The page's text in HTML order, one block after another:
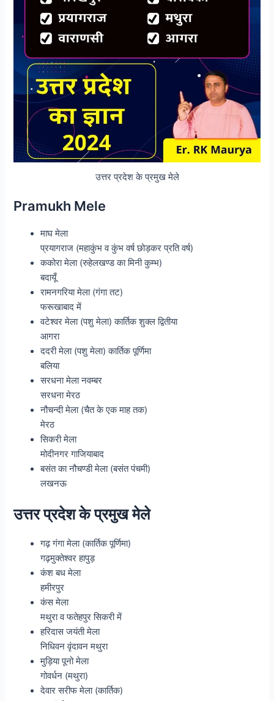
उत्तर प्रदेश के प्रमुख मेले
Pramukh Mele
माघ मेला
प्रयागराज (महाकुंभ व कुंभ वर्ष छोड़कर प्रति वर्ष)
ककोरा मेला (रुहेलखण्ड का मिनी कुम्भ)
बदायूँ
रामनगरिया मेला (गंगा तट)
फरूखाबाद में
वटेश्वर मेला (पशु मेला) कार्तिक शुक्ल द्वितीया
आगरा
ददरी मेला (पशु मेला) कार्तिक पूर्णिमा
बलिया
सरधना मेला नवम्बर
सरधना मेरठ
नौचन्दी मेला (चैत के एक माह तक)
मेरठ
सिकरी मेला
मोदीनगर गाजियाबाद
बसंत का नौचण्डी मेला (बसंत पंचमी)
लखनऊ
उत्तर प्रदेश के प्रमुख मेले
गढ़ गंगा मेला (कार्तिक पूर्णिमा)
गढ़मुक्तेश्वर हापुड़
कंश बध मेला
हमीरपुर
कंस मेला
मथुरा व फतेहपुर सिकरी में
हरिदास जयंती मेला
निधिवन वृंदावन मथुरा
मुड़िया पूनो मेला
गोवर्धन (मथुरा)
देवार सरीफ मेला (कार्तिक)